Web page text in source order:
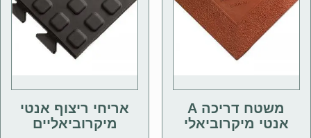
משטח דריכה A
אנטי מיקרוביאלי
אריחי ריצוף אנטי
מיקרוביאליים